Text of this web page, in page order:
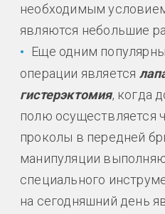
необходимым
являются небольшие
Еще одним
операции является
гистерэктомия, когда
полю осуществляется
проколы в передней
манипуляции
специального
на сегодняшний день